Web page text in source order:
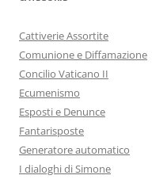
Cattiverie Assortite
Comunione e Diffamazione
Concilio Vaticano II
Ecumenismo
Esposti e Denunce
Fantarisposte
Generatore automatico
I dialoghi di Simone